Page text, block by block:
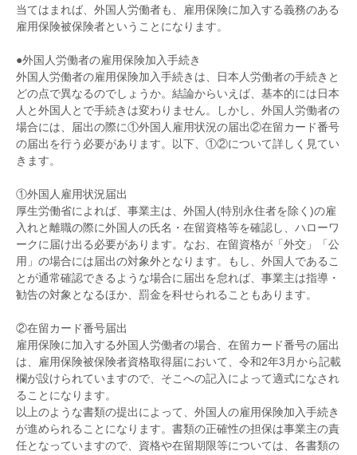
当てはまれば、外国人労働者も、雇用保険に加入する義務のある
雇用保険被保険者ということになります。
●外国人労働者の雇用保険加入手続き
外国人労働者の雇用保険加入手続きは、日本人労働者の手続きと
どの点で異なるのでしょうか。結論からいえば、基本的には日本
人と外国人とで手続きは変わりません。しかし、外国人労働者の
場合には、届出の際に①外国人雇用状況の届出②在留カード番号
の届出を行う必要があります。以下、①②について詳しく見てい
きます。
①外国人雇用状況届出
厚生労働省によれば、事業主は、外国人(特別永住者を除く)の雇
入れと離職の際に外国人の氏名・在留資格等を確認し、ハローワ
ークに届け出る必要があります。なお、在留資格が「外交」「公
用」の場合には届出の対象外となります。もし、外国人であるこ
とが通常確認できるような場合に届出を怠れば、事業主は指導・
勧告の対象となるほか、罰金を科せられることもあります。
②在留カード番号届出
雇用保険に加入する外国人労働者の場合、在留カード番号の届出
は、雇用保険被保険者資格取得届において、令和2年3月から記載
欄が設けられていますので、そこへの記入によって適式になされ
ることになります。
以上のような書類の提出によって、外国人の雇用保険加入手続き
が進められることになります。書類の正確性の担保は事業主の責
任となっていますので、資格や在留期限等については、各書類の